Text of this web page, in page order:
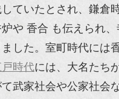
ていたとされ、鎌倉
や 香合 も伝えられ、
した。室町時代には
時代には、大名たち
武家社会や公家社会